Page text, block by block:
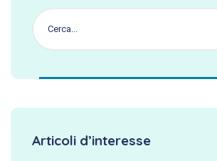
Articoli d’interesse